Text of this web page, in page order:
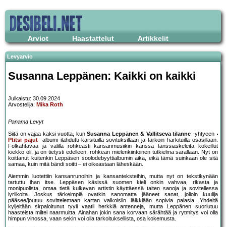
Arviot Haastattelut Artikkelit
Levyarvio
Susanna Leppänen: Kaikki on kaikki
Julkaistu: 30.09.2024
Arvostelija: Mika Roth
Panama Levyt
Siitä on vajaa kaksi vuotta, kunSusanna Leppänen & Vallitseva tilanne -yhtyeen
Ptitsi pajut-albumi ilahdutti karsituilla sovituksillaan ja tarkoin harkituilla osasillaan.
Folkahtavaa ja välillä rohkeasti kansanmusiikin kanssa tanssiaskeleita kokeillut
kiekko oli, ja on tietysti edelleen, rohkean mielenkiintoinen tutkielma sarallaan. Nyt on
koittanut kuitenkin Leppäsen soolodebyyttialbumin aika, eikä tämä suinkaan ole sitä
samaa, kuin mitä bändi soitti – ei oikeastaan läheskään.
Aiemmin luotettiin kansanrunoihin ja kansanteksteihin, mutta nyt on tekstikynään
tartuttu ihan itse. Leppäsen käsissä suomen kieli onkin vahvaa, rikasta ja
monipuolista, omaa tietä kulkevan artistin käyttäessä taiten sanoja ja sovitellessa
lyriikoita. Joskus tärkeimpiä ovatkin sanomatta jääneet sanat, jolloin kuulija
pääsee/joutuu sovittelemaan kartan valkoisiin läikkiään sopivia palasia. Yhdeltä
kyljeltään sirpaloitunut tyyli vaatii herkkiä antenneja, mutta Leppänen suoriutuu
haasteista miltei naarmuitta. Ainahan jokin sana korvaan särähtää ja rytmitys voi olla
himpun vinossa, vaan sekin voi olla tarkoituksellista, osa kokemusta.